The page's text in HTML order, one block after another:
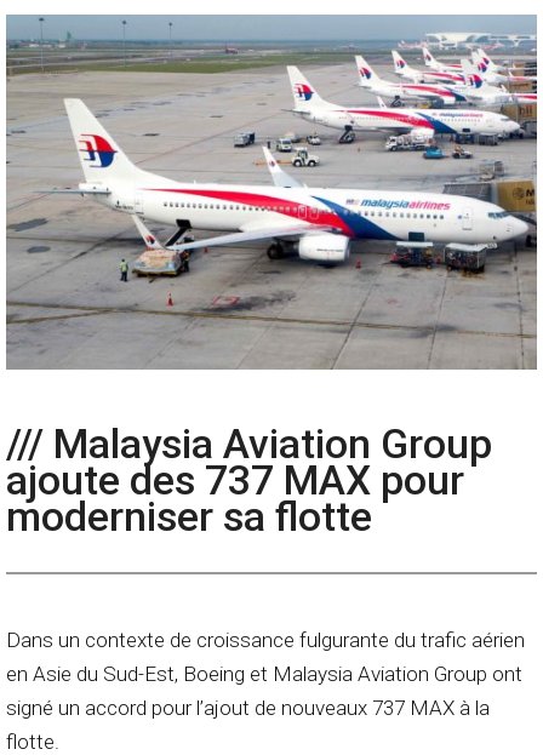
/// Malaysia Aviation Group
ajoute des 737 MAX pour
moderniser sa flotte
Dans un contexte de croissance fulgurante du trafic aérien
en Asie du Sud-Est, Boeing et Malaysia Aviation Group ont
signé un accord pour l’ajout de nouveaux 737 MAX à la
flotte.